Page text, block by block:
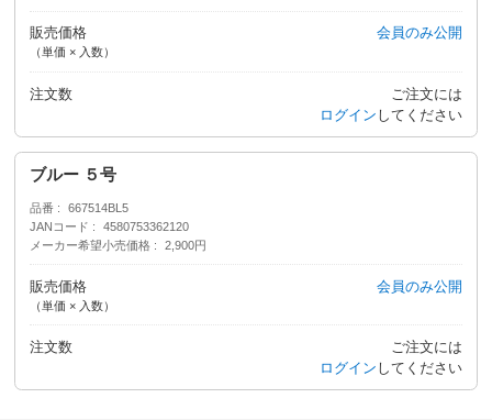
販売価格
（単価 × 入数）
会員のみ公開
注文数
ご注文には
ログイン してください
ブルー ５号
品番
667514BL5
JANコード
4580753362120
メーカー希望小売価格
2,900円
販売価格
（単価 × 入数）
会員のみ公開
注文数
ご注文には
ログイン してください